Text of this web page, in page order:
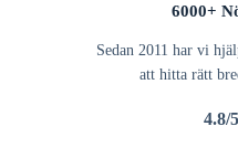
6000+
Sedan 2011 har vi
att hitta rätt
4.8/